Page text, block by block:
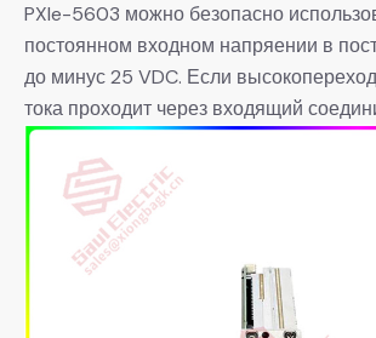
PXIe-5603 можно безопасно
постоянном входном напряении в
до минус 25 VDC. Если
тока проходит через входящий